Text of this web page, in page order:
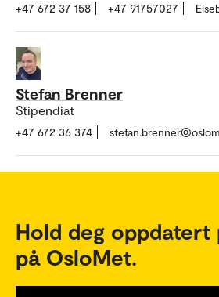
+47 672 37 158 +47 91757027
Stefan Brenner
Stipendiat
+47 672 36 374
Hold deg oppdatert
på OsloMet.